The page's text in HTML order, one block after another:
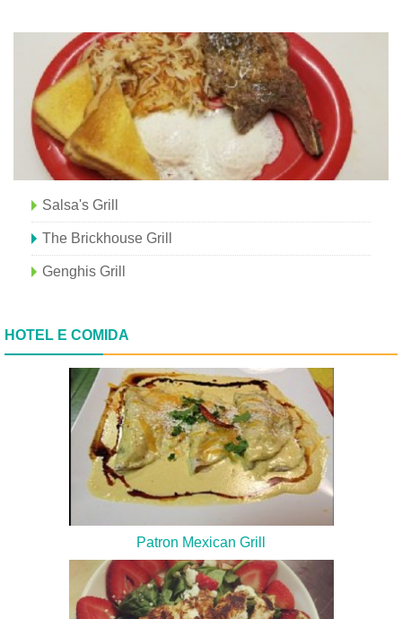
Salsa's Grill
The Brickhouse Grill
Genghis Grill
HOTEL E COMIDA
Patron Mexican Grill